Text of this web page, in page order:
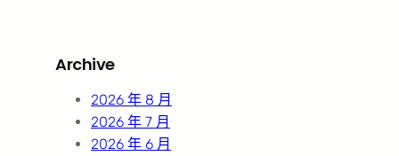
c
Archive
2026 年 8 月
2026 年 7 月
2026 年 6 月